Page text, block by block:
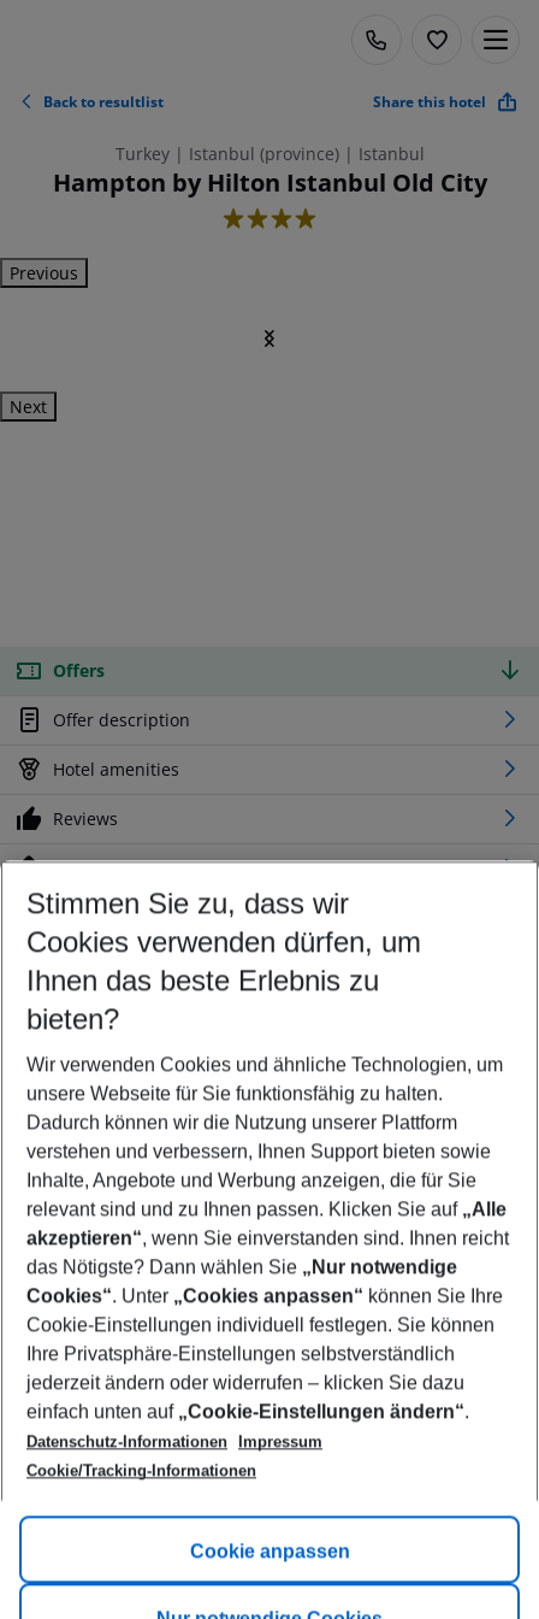
Back to resultlist Share this hotel
Turkey | Istanbul (province) | Istanbul
Hampton by Hilton Istanbul Old City
4
Previous
Next
Offers
Offer description
Hotel amenities
Reviews
Location
Customize your offer
Find the perfect deal which suits your best
Your departure airport
Any airport
Select your date range
07/08/26–05/08/27 5-8 nights
Who will travel
2 adults No children
Show more filter
Footer
Footer navigation
Title A
Link A
Stimmen Sie zu, dass wir
Cookies verwenden dürfen, um
Ihnen das beste Erlebnis zu
bieten?
Wir verwenden Cookies und ähnliche Technologien, um
unsere Webseite für Sie funktionsfähig zu halten.
Dadurch können wir die Nutzung unserer Plattform
verstehen und verbessern, Ihnen Support bieten sowie
Inhalte, Angebote und Werbung anzeigen, die für Sie
relevant sind und zu Ihnen passen. Klicken Sie auf „Alle
akzeptieren“, wenn Sie einverstanden sind. Ihnen reicht
das Nötigste? Dann wählen Sie „Nur notwendige
Cookies“. Unter „Cookies anpassen“ können Sie Ihre
Cookie-Einstellungen individuell festlegen. Sie können
Ihre Privatsphäre-Einstellungen selbstverständlich
jederzeit ändern oder widerrufen – klicken Sie dazu
einfach unten auf „Cookie-Einstellungen ändern“.
Datenschutz-Informationen
Impressum
Cookie/Tracking-Informationen
Cookie anpassen